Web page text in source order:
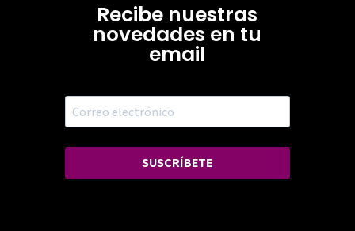
Recibe nuestras
novedades en tu
email
SUSCRÍBETE